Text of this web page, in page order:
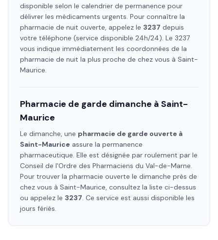
disponible selon le calendrier de permanence pour
délivrer les médicaments urgents. Pour connaître la
pharmacie de nuit ouverte, appelez le 3237 depuis
votre téléphone (service disponible 24h/24). Le 3237
vous indique immédiatement les coordonnées de la
pharmacie de nuit la plus proche de chez vous à Saint-
Maurice.
Pharmacie de garde dimanche à Saint-
Maurice
Le dimanche, une pharmacie de garde ouverte à
Saint-Maurice assure la permanence
pharmaceutique. Elle est désignée par roulement par le
Conseil de l'Ordre des Pharmaciens du Val-de-Marne.
Pour trouver la pharmacie ouverte le dimanche près de
chez vous à Saint-Maurice, consultez la liste ci-dessus
ou appelez le 3237. Ce service est aussi disponible les
jours fériés.